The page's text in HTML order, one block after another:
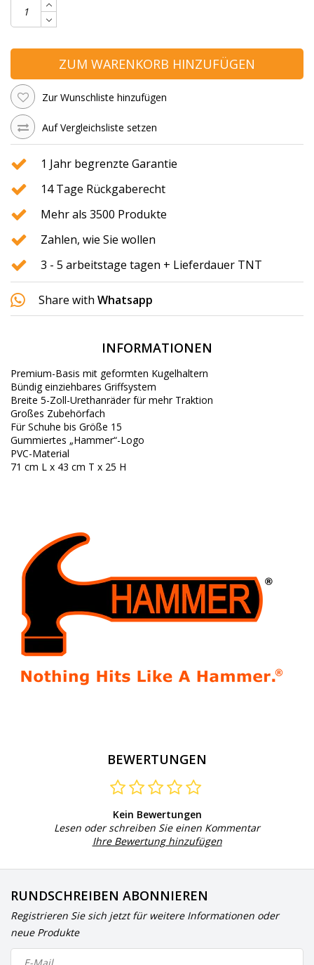
ZUM WARENKORB HINZUFÜGEN
Zur Wunschliste hinzufügen
Auf Vergleichsliste setzen
1 Jahr begrenzte Garantie
14 Tage Rückgaberecht
Mehr als 3500 Produkte
Zahlen, wie Sie wollen
3 - 5 arbeitstage tagen + Lieferdauer TNT
Share with Whatsapp
INFORMATIONEN
Premium-Basis mit geformten Kugelhaltern
Bündig einziehbares Griffsystem
Breite 5-Zoll-Urethanräder für mehr Traktion
Großes Zubehörfach
Für Schuhe bis Größe 15
Gummiertes „Hammer“-Logo
PVC-Material
71 cm L x 43 cm T x 25 H
BEWERTUNGEN
Kein Bewertungen
Lesen oder schreiben Sie einen Kommentar
Ihre Bewertung hinzufügen
RUNDSCHREIBEN ABONNIEREN
Registrieren Sie sich jetzt für weitere Informationen oder
neue Produkte